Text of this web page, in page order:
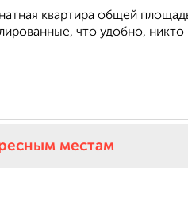
квартира общей
что удобно, никто
местам